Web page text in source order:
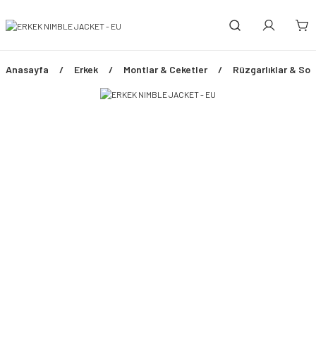
Anasayfa Erkek Montlar & Ceketler Rüzgarlıklar &